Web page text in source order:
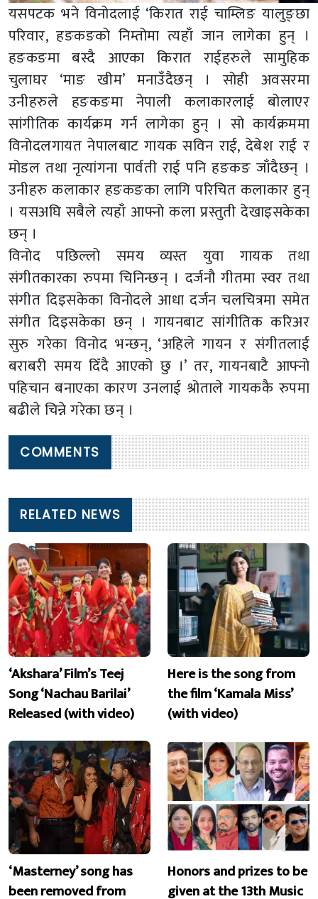
यसपटक भने विनोदलाई ‘किरात राई चाम्लिङ यालुङ्छा
परिवार, हङकङको निम्तोमा त्यहाँ जान लागेका हुन् ।
हङकङमा बस्दै आएका किरात राईहरुले सामुहिक
चुलाघर ‘माङ खीम’ मनाउँदैछन् । सोही अवसरमा
उनीहरुले हङकङमा नेपाली कलाकारलाई बोलाएर
सांगीतिक कार्यक्रम गर्न लागेका हुन् । सो कार्यक्रममा
विनोदलगायत नेपालबाट गायक सविन राई, देबेश राई र
मोडल तथा नृत्यांगना पार्वती राई पनि हङकङ जाँदैछन् ।
उनीहरु कलाकार हङकङका लागि परिचित कलाकार हुन्
। यसअघि सबैले त्यहाँ आफ्नो कला प्रस्तुती देखाइसकेका
छन् ।
विनोद पछिल्लो समय व्यस्त युवा गायक तथा
संगीतकारका रुपमा चिनिन्छन् । दर्जनौ गीतमा स्वर तथा
संगीत दिइसकेका विनोदले आधा दर्जन चलचित्रमा समेत
संगीत दिइसकेका छन् । गायनबाट सांगीतिक करिअर
सुरु गरेका विनोद भन्छन्, ‘अहिले गायन र संगीतलाई
बराबरी समय दिँदै आएको छु ।’ तर, गायनबाटै आफ्नो
पहिचान बनाएका कारण उनलाई श्रोताले गायककै रुपमा
बढीले चिन्ने गरेका छन् ।
COMMENTS
RELATED NEWS
‘Akshara’ Film’s Teej
Song ‘Nachau Barilai’
Released (with video)
Here is the song from
the film ‘Kamala Miss’
(with video)
‘Masterney’ song has
been removed from
Honors and prizes to be
given at the 13th Music